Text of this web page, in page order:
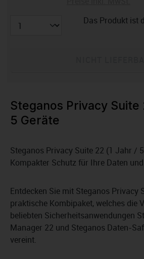
Das Produkt ist
Steganos Privacy Suite
5 Geräte
Steganos Privacy Suite 22 (1 Jahr /
Kompakter Schutz für Ihre Daten
Entdecken Sie mit Steganos Privacy
praktische Kombipaket, welches die
beliebten Sicherheitsanwendungen
Manager 22 und Steganos Daten-
vereint.